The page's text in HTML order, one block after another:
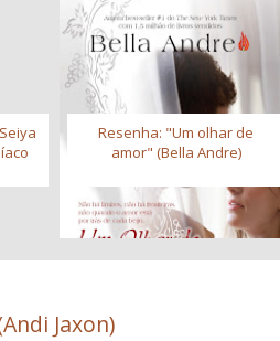
Resenha: "Um olhar de
amor" (Bella Andre)
Jaxon)